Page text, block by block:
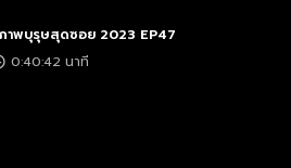
าพบุรุษสุดซอย 2023 EP47
0:40:42 นาที